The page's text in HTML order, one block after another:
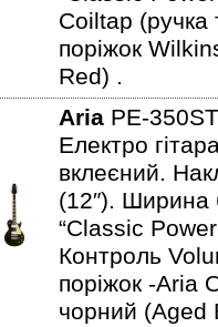
Coiltap (ручка
поріжок
Red) .
Aria PE-
Електро
вклеєний.
(12″). Ширина
“Classic
Контроль
поріжок -Aria
чорний (Aged